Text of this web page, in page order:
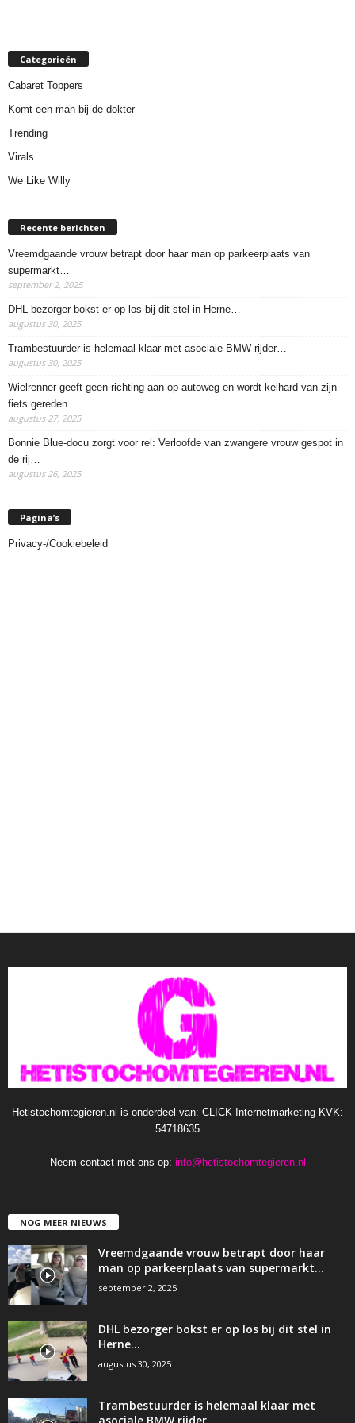
Categorieën
Cabaret Toppers
Komt een man bij de dokter
Trending
Virals
We Like Willy
Recente berichten
Vreemdgaande vrouw betrapt door haar man op parkeerplaats van
supermarkt…
september 2, 2025
DHL bezorger bokst er op los bij dit stel in Herne…
augustus 30, 2025
Trambestuurder is helemaal klaar met asociale BMW rijder…
augustus 30, 2025
Wielrenner geeft geen richting aan op autoweg en wordt keihard van zijn
fiets gereden…
augustus 27, 2025
Bonnie Blue-docu zorgt voor rel: Verloofde van zwangere vrouw gespot in
de rij…
augustus 26, 2025
Pagina’s
Privacy-/Cookiebeleid
Hetistochomtegieren.nl is onderdeel van: CLICK Internetmarketing KVK:
54718635
Neem contact met ons op: info@hetistochomtegieren.nl
NOG MEER NIEUWS
Vreemdgaande vrouw betrapt door haar
man op parkeerplaats van supermarkt…
september 2, 2025
DHL bezorger bokst er op los bij dit stel in
Herne…
augustus 30, 2025
Trambestuurder is helemaal klaar met